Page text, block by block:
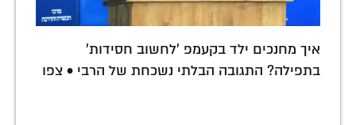
איך מחנכים ילד בקעמפ 'לחשוב חסידות'
בתפילה? התגובה הבלתי נשכחת של הרבי • צפו